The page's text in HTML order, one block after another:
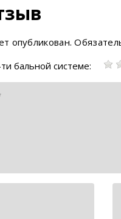
опубликован.
бальной системе: